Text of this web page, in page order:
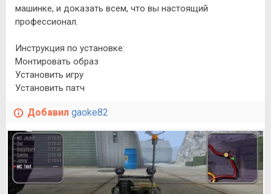
машинке, и доказать всем, что вы настоящий
профессионал.
Инструкция по установке:
Монтировать образ
Установить игру
Установить патч
Добавил gaoke82